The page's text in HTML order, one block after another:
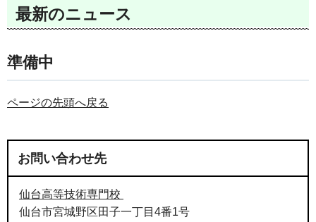
最新のニュース
準備中
ページの先頭へ戻る
お問い合わせ先
仙台高等技術専門校
仙台市宮城野区田子一丁目4番1号